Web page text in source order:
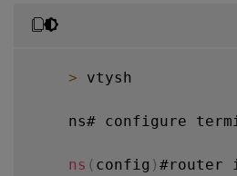
> vtysh
ns# configure
ns ( config ) #router